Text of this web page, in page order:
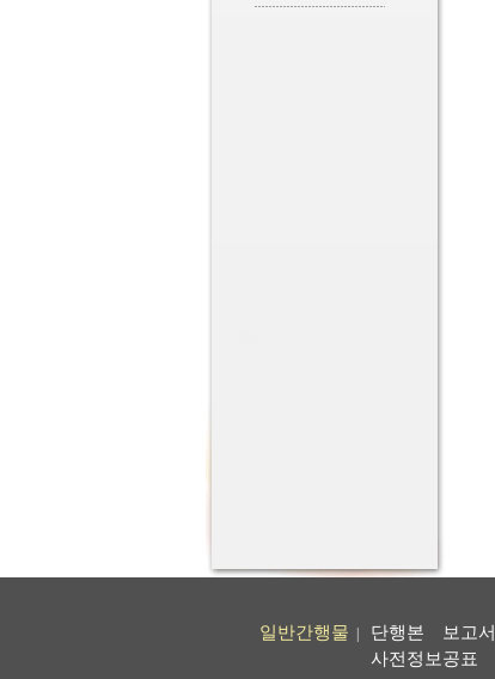
일반간행물 단행본 보고서
사전정보공표